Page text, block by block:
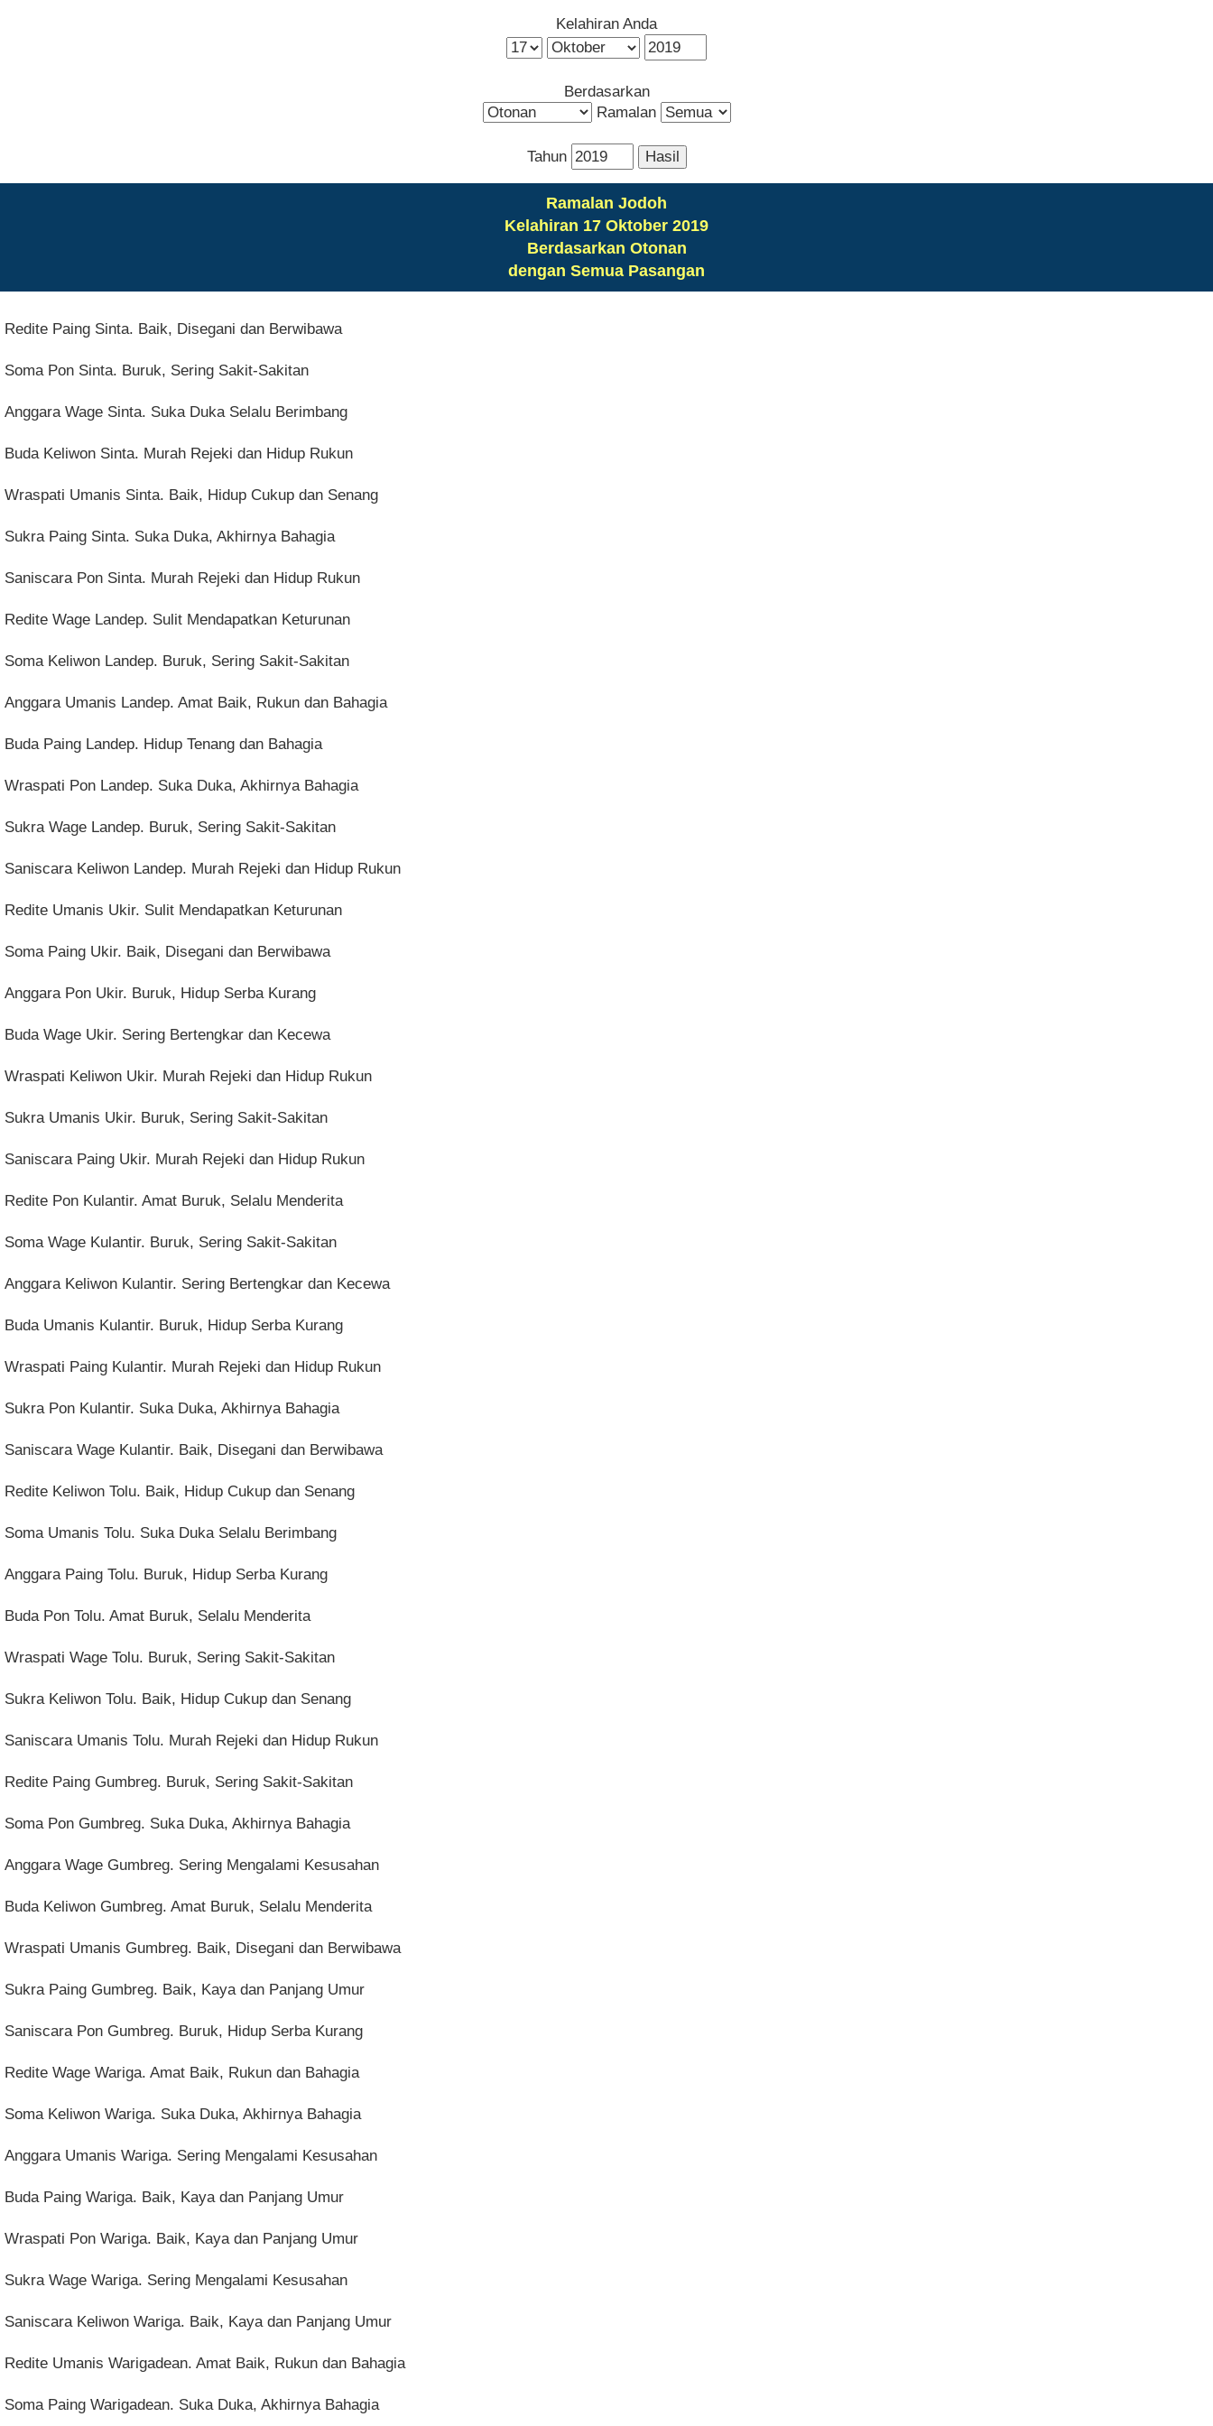
Kelahiran Anda
Berdasarkan
Ramalan
Tahun
Ramalan Jodoh
Kelahiran 17 Oktober 2019
Berdasarkan Otonan
dengan Semua Pasangan
Redite Paing Sinta. Baik, Disegani dan Berwibawa
Soma Pon Sinta. Buruk, Sering Sakit-Sakitan
Anggara Wage Sinta. Suka Duka Selalu Berimbang
Buda Keliwon Sinta. Murah Rejeki dan Hidup Rukun
Wraspati Umanis Sinta. Baik, Hidup Cukup dan Senang
Sukra Paing Sinta. Suka Duka, Akhirnya Bahagia
Saniscara Pon Sinta. Murah Rejeki dan Hidup Rukun
Redite Wage Landep. Sulit Mendapatkan Keturunan
Soma Keliwon Landep. Buruk, Sering Sakit-Sakitan
Anggara Umanis Landep. Amat Baik, Rukun dan Bahagia
Buda Paing Landep. Hidup Tenang dan Bahagia
Wraspati Pon Landep. Suka Duka, Akhirnya Bahagia
Sukra Wage Landep. Buruk, Sering Sakit-Sakitan
Saniscara Keliwon Landep. Murah Rejeki dan Hidup Rukun
Redite Umanis Ukir. Sulit Mendapatkan Keturunan
Soma Paing Ukir. Baik, Disegani dan Berwibawa
Anggara Pon Ukir. Buruk, Hidup Serba Kurang
Buda Wage Ukir. Sering Bertengkar dan Kecewa
Wraspati Keliwon Ukir. Murah Rejeki dan Hidup Rukun
Sukra Umanis Ukir. Buruk, Sering Sakit-Sakitan
Saniscara Paing Ukir. Murah Rejeki dan Hidup Rukun
Redite Pon Kulantir. Amat Buruk, Selalu Menderita
Soma Wage Kulantir. Buruk, Sering Sakit-Sakitan
Anggara Keliwon Kulantir. Sering Bertengkar dan Kecewa
Buda Umanis Kulantir. Buruk, Hidup Serba Kurang
Wraspati Paing Kulantir. Murah Rejeki dan Hidup Rukun
Sukra Pon Kulantir. Suka Duka, Akhirnya Bahagia
Saniscara Wage Kulantir. Baik, Disegani dan Berwibawa
Redite Keliwon Tolu. Baik, Hidup Cukup dan Senang
Soma Umanis Tolu. Suka Duka Selalu Berimbang
Anggara Paing Tolu. Buruk, Hidup Serba Kurang
Buda Pon Tolu. Amat Buruk, Selalu Menderita
Wraspati Wage Tolu. Buruk, Sering Sakit-Sakitan
Sukra Keliwon Tolu. Baik, Hidup Cukup dan Senang
Saniscara Umanis Tolu. Murah Rejeki dan Hidup Rukun
Redite Paing Gumbreg. Buruk, Sering Sakit-Sakitan
Soma Pon Gumbreg. Suka Duka, Akhirnya Bahagia
Anggara Wage Gumbreg. Sering Mengalami Kesusahan
Buda Keliwon Gumbreg. Amat Buruk, Selalu Menderita
Wraspati Umanis Gumbreg. Baik, Disegani dan Berwibawa
Sukra Paing Gumbreg. Baik, Kaya dan Panjang Umur
Saniscara Pon Gumbreg. Buruk, Hidup Serba Kurang
Redite Wage Wariga. Amat Baik, Rukun dan Bahagia
Soma Keliwon Wariga. Suka Duka, Akhirnya Bahagia
Anggara Umanis Wariga. Sering Mengalami Kesusahan
Buda Paing Wariga. Baik, Kaya dan Panjang Umur
Wraspati Pon Wariga. Baik, Kaya dan Panjang Umur
Sukra Wage Wariga. Sering Mengalami Kesusahan
Saniscara Keliwon Wariga. Baik, Kaya dan Panjang Umur
Redite Umanis Warigadean. Amat Baik, Rukun dan Bahagia
Soma Paing Warigadean. Suka Duka, Akhirnya Bahagia